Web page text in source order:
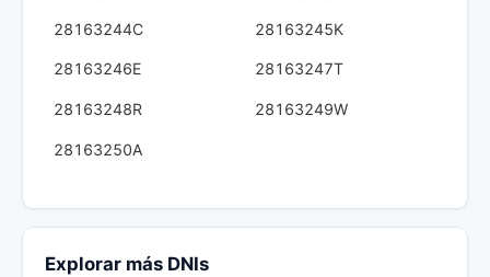
28163244C 28163245K
28163246E 28163247T
28163248R 28163249W
28163250A
Explorar más DNIs